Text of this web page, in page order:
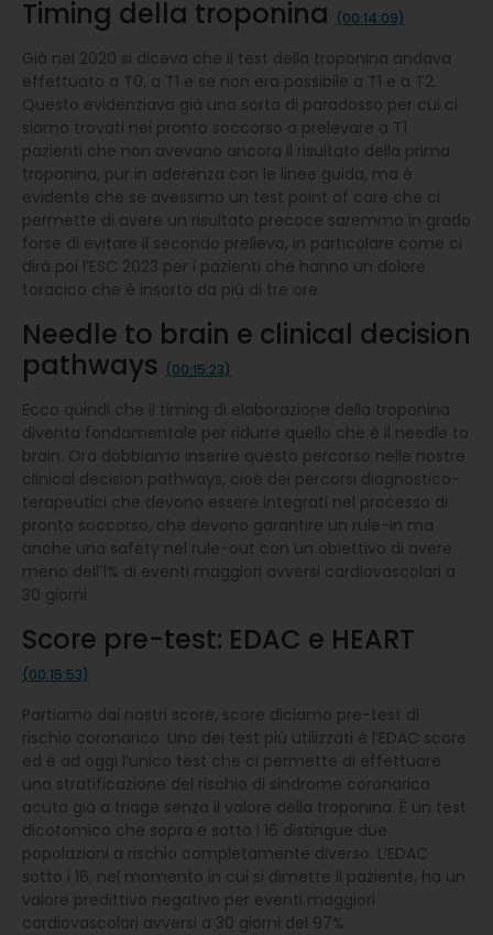
Timing della troponina (00:14:09)
Già nel 2020 si diceva che il test della troponina andava
effettuato a T0, a T1 e se non era possibile a T1 e a T2.
Questo evidenziava già una sorta di paradosso per cui ci
siamo trovati nei pronto soccorso a prelevare a T1
pazienti che non avevano ancora il risultato della prima
troponina, pur in aderenza con le linee guida, ma è
evidente che se avessimo un test point of care che ci
permette di avere un risultato precoce saremmo in grado
forse di evitare il secondo prelievo, in particolare come ci
dirà poi l’ESC 2023 per i pazienti che hanno un dolore
toracico che è insorto da più di tre ore.
Needle to brain e clinical decision
pathways (00:15:23)
Ecco quindi che il timing di elaborazione della troponina
diventa fondamentale per ridurre quello che è il needle to
brain. Ora dobbiamo inserire questo percorso nelle nostre
clinical decision pathways, cioè dei percorsi diagnostico-
terapeutici che devono essere integrati nel processo di
pronto soccorso, che devono garantire un rule-in ma
anche una safety nel rule-out con un obiettivo di avere
meno dell’1% di eventi maggiori avversi cardiovascolari a
30 giorni.
Score pre-test: EDAC e HEART
(00:15:53)
Partiamo dai nostri score, score diciamo pre-test di
rischio coronarico. Uno dei test più utilizzati è l’EDAC score
ed è ad oggi l’unico test che ci permette di effettuare
una stratificazione del rischio di sindrome coronarica
acuta già a triage senza il valore della troponina. È un test
dicotomico che sopra e sotto i 16 distingue due
popolazioni a rischio completamente diverso. L’EDAC
sotto i 16, nel momento in cui si dimette il paziente, ha un
valore predittivo negativo per eventi maggiori
cardiovascolari avversi a 30 giorni del 97%.